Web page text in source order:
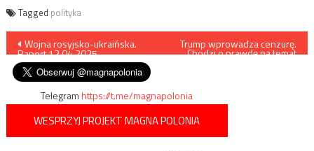
Tagged polityka
Nawigacja
wpisu
Wojna rosyjsko-ukraińska.
Raport 12.04.2025
Trump wprowadza cenzurę.
Chodzi o prawdę na temat
Telegramhttps://t.me/magnapolonia
WESPRZYJ PROJEKT MAGNA POLONIA